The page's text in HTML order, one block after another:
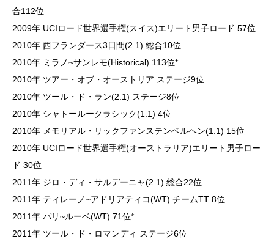
合112位
2009年 UCIロード世界選手権(スイス)エリート男子ロード 57位
2010年 西フランダース3日間(2.1) 総合10位
2010年 ミラノ~サンレモ(Historical) 113位*
2010年 ツアー・オブ・オーストリア ステージ9位
2010年 ツール・ド・ラン(2.1) ステージ8位
2010年 シャトールークラシック(1.1) 4位
2010年 メモリアル・リックファンステンベルヘン(1.1) 15位
2010年 UCIロード世界選手権(オーストラリア)エリート男子ロー
ド 30位
2011年 ジロ・ディ・サルデーニャ(2.1) 総合22位
2011年 ティレーノ~アドリアティコ(WT) チームTT 8位
2011年 パリ~ルーベ(WT) 71位*
2011年 ツール・ド・ロマンディ ステージ6位